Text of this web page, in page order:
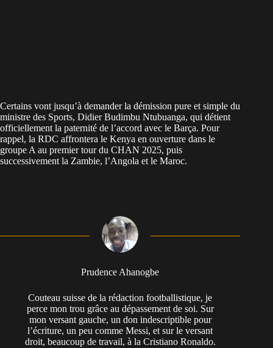
Certains vont jusqu’à demander la démission pure et simple du
ministre des Sports, Didier Budimbu Ntubuanga, qui détient
officiellement la paternité de l’accord avec le Barça. Pour
rappel, la RDC affrontera le Kenya en ouverture dans le
groupe A au premier tour du CHAN 2025, puis
successivement la Zambie, l’Angola et le Maroc.
Prudence Ahanogbe
Couteau suisse de la rédaction footballistique, je
perce mon trou grâce au dépassement de soi. Sur
mon versant gauche, un don indescriptible pour
l’écriture, un peu comme Messi, et sur le versant
droit, beaucoup de travail, à la Cristiano Ronaldo.